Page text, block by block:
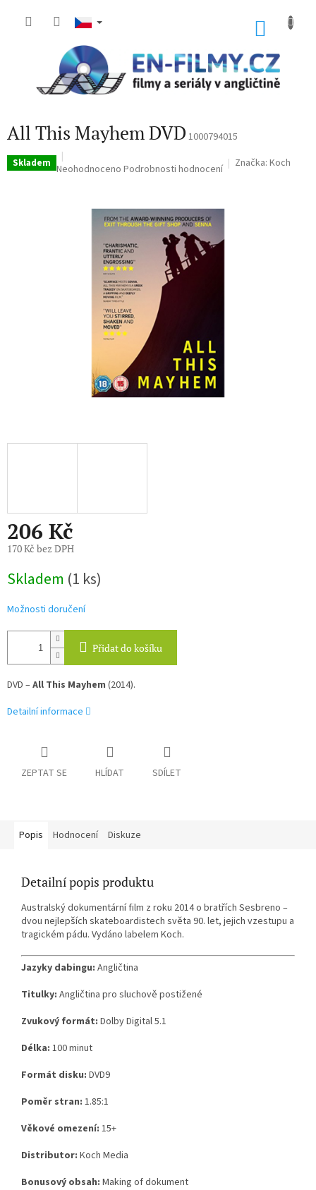
All This Mayhem DVD 1000794015
Skladem Průměrné
Neohodnoceno Podrobnosti hodnocení Značka: Koch
206 Kč
170 Kč bez DPH
cena:
Skladem (1 ks)
Možnosti doručení
Přidat do košíku
DVD –All This Mayhem (2014).
Detailní informace
ZEPTAT SE HLÍDAT SDÍLET
Popis Hodnocení Diskuze
Detailní popis produktu
Australský dokumentární film z roku 2014 o bratřích Sesbreno –
dvou nejlepších skateboardistech světa 90. let, jejich vzestupu a
tragickém pádu. Vydáno labelem Koch.
Jazyky dabingu: Angličtina
Titulky: Angličtina pro sluchově postižené
Zvukový formát: Dolby Digital 5.1
Délka: 100 minut
Formát disku: DVD9
Poměr stran: 1.85:1
Věkové omezení: 15+
Distributor: Koch Media
Bonusový obsah: Making of dokument